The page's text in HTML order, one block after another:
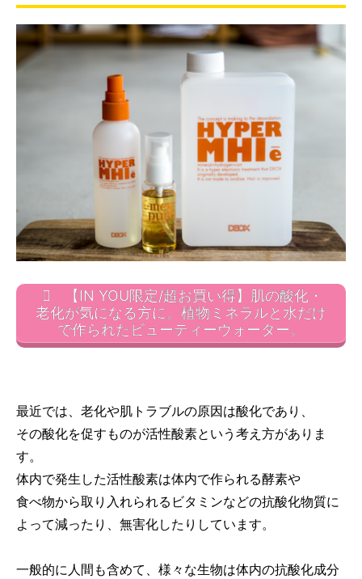
【IN YOU限定/超お買い得】肌の酸化・
老化が気になる方に。植物ミネラルと水だけ
で作られたビューティーウォーター。
最近では、老化や肌トラブルの原因は酸化であり、
その酸化を促すものが活性酸素という考え方がありま
す。
体内で発生した活性酸素は体内で作られる酵素や
食べ物から取り入れられるビタミンなどの抗酸化物質に
よって減ったり、無害化したりしています。
一般的に人間も含めて、様々な生物は体内の抗酸化成分